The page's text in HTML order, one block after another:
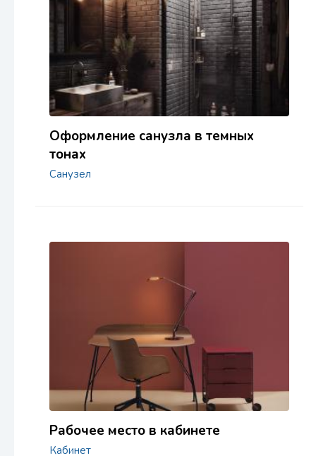
Оформление санузла в темных
тонах
Санузел
Рабочее место в кабинете
Кабинет